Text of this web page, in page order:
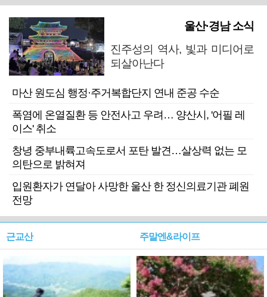
울산·경남 소식
진주성의 역사, 빛과 미디어로
되살아난다
마산 원도심 행정·주거복합단지 연내 준공 수순
폭염에 온열질환 등 안전사고 우려… 양산시, '어필 레
이스' 취소
창녕 중부내륙고속도로서 포탄 발견…살상력 없는 모
의탄으로 밝혀져
입원환자가 연달아 사망한 울산 한 정신의료기관 폐원
전망
근교산 주말엔&라이프